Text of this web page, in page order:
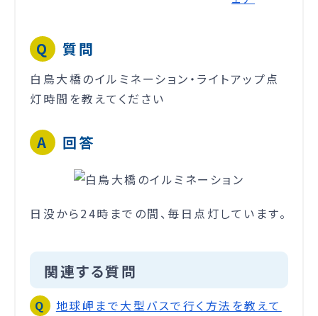
質問
白鳥大橋のイルミネーション・ライトアップ点
灯時間を教えてください
回答
日没から24時までの間、毎日点灯しています。
関連する質問
地球岬まで大型バスで行く方法を教えて